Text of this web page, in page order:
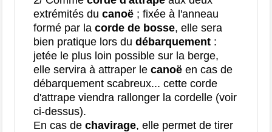
extrémités ducanoë ; fixée à l'anneau
formé par lacorde de bosse, elle sera
bien pratique lors dudébarquement :
jetée le plus loin possible sur la berge,
elle servira à attraper lecanoë en cas de
débarquement scabreux... cette corde
d'attrape viendra rallonger la cordelle (voir
ci-dessus).
En cas dechavirage, elle permet de tirer